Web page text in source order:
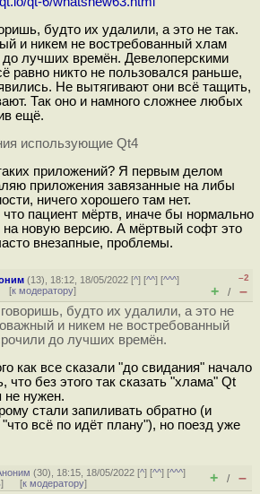
будто их удалили, а это не так.
и никем не востребованный хлам
до лучших времён. Девелоперскими
равно никто не пользовался раньше,
Не вытягивают они всё тащить,
Так оно и намного сложнее любых
ещё.
использующие Qt4
приложений? Я первым делом
приложения завязанные на либы
ничего хорошего там нет.
пациент мёртв, иначе бы нормально
на новую версию. А мёртвый софт это
внезапные, проблемы.
(13), 18:12, 18/05/2022 [^] [^^] [^^^]
[к модератору]
–2
+ / –
будто их удалили, а это не
и никем не востребованный
до лучших времён.
как все сказали "до свидания" начало
что без этого так сказать "хлама" Qt
не нужен.
стали запиливать обратно (и
"что всё по идёт плану"), но поезд уже
(30), 18:15, 18/05/2022 [^] [^^] [^^^]
] [к модератору] + / –